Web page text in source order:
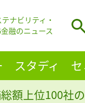
ナビリティ・
金融のニュース
スタディ
額上位100社